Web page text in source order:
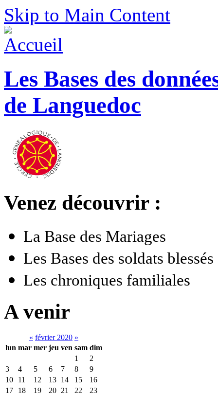
Skip to Main Content
Les Bases des
de Languedoc
Venez découvrir :
La Base des Mariages
Les Bases des soldats
Les chroniques familiales
A venir
« février 2020 »
lun mar mer jeu ven sam dim
1
2
3
4 5 6 7 8
9
10
11 12 13 14 15
16
17
18 19 20 21 22
23